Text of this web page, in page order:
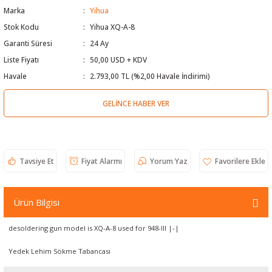
Cihazı
ve Kablo Bulucular
Cihazları
Marka
Yihua
Stok Kodu
Yihua XQ-A-8
Garanti Süresi
24 Ay
Liste Fiyatı
50,00 USD + KDV
Havale
2.793,00 TL (%2,00 Havale İndirimi)
GELINCE HABER VER
Tavsiye Et Fiyat Alarmı Yorum Yaz
Ürün Bilgisi
desoldering gun model is XQ-A-8 used for 948-III |-|
Yedek Lehim Sökme Tabancası